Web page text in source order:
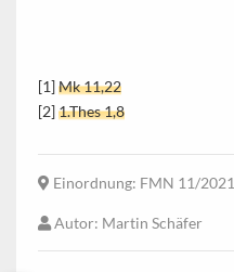
[1]Mk 11,22
[2]1.Thes 1,8
Einordnung: FMN 11/
Autor: Martin Schäfer